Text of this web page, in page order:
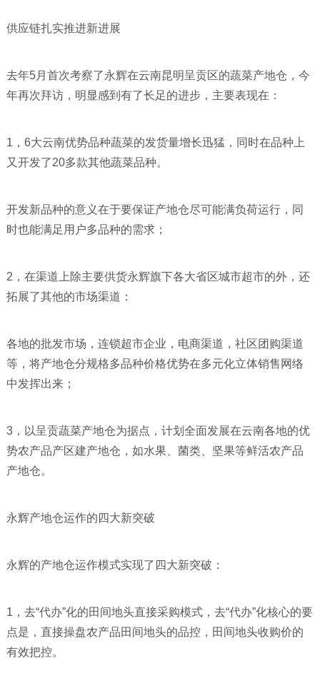
供应链扎实推进新进展
去年5月首次考察了永辉在云南昆明呈贡区的蔬菜产地仓，今
年再次拜访，明显感到有了长足的进步，主要表现在：
1，6大云南优势品种蔬菜的发货量增长迅猛，同时在品种上
又开发了20多款其他蔬菜品种。
开发新品种的意义在于要保证产地仓尽可能满负荷运行，同
时也能满足用户多品种的需求；
2，在渠道上除主要供货永辉旗下各大省区城市超市的外，还
拓展了其他的市场渠道：
各地的批发市场，连锁超市企业，电商渠道，社区团购渠道
等，将产地仓分规格多品种价格优势在多元化立体销售网络
中发挥出来；
3，以呈贡蔬菜产地仓为据点，计划全面发展在云南各地的优
势农产品产区建产地仓，如水果、菌类、坚果等鲜活农产品
产地仓。
永辉产地仓运作的四大新突破
永辉的产地仓运作模式实现了四大新突破：
1，去“代办”化的田间地头直接采购模式，去“代办”化核心的要
点是，直接操盘农产品田间地头的品控，田间地头收购价的
有效把控。